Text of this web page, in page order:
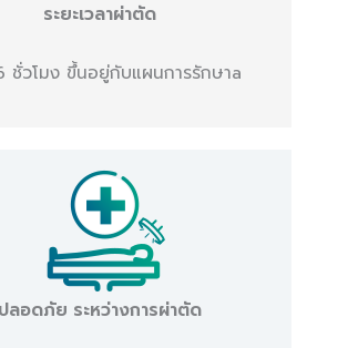
ระยะเวลาผ่าตัด
ชั่วโมง ขึ้นอยู่กับแผนการรักษาa
ปลอดภัย ระหว่างการผ่าตัด